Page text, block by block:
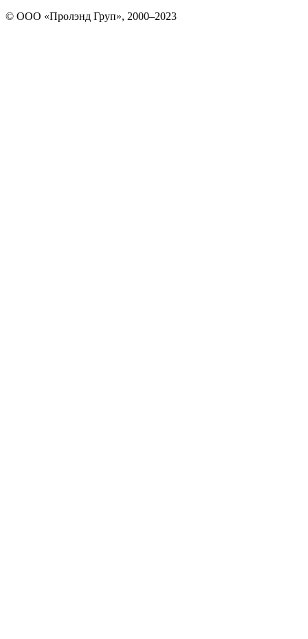
© ООО «Пролэнд Груп», 2000–2023